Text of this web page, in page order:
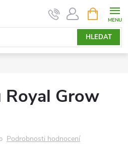
HLEDAT
NÁKUPNÍ
KOŠÍK
Royal Grow
Podrobnosti hodnocení